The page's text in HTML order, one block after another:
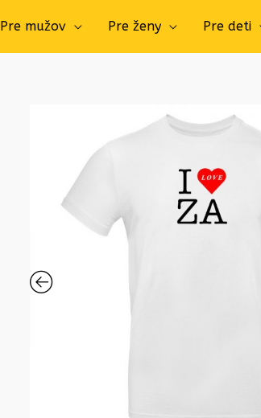
Pre mužov Pre ženy Pre deti